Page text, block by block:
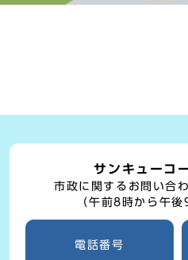
サンキューコ
市政に関するお問い合
（午前8時から午
電話番号